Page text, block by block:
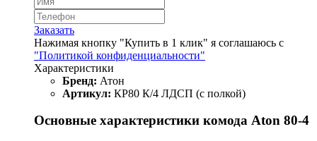
Заказать
Нажимая кнопку "Купить в 1 клик" я соглашаюсь с
"Политикой конфиденциальности"
Характеристики
Бренд: Атон
Артикул: КР80 К/4 ЛДСП (с полкой)
Основные характеристики комода Aton 80-4